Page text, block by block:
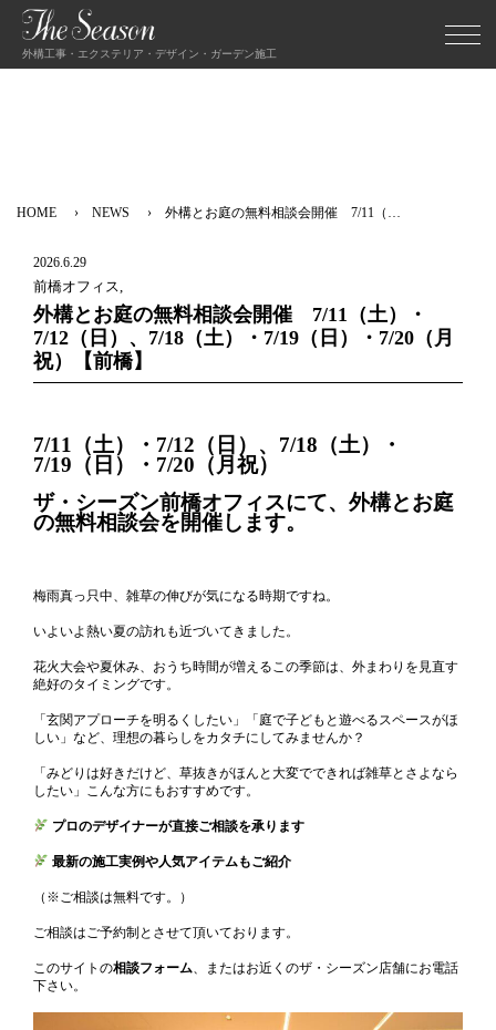
外構工事・エクステリア・デザイン・ガーデン施工
HOME NEWS 外構とお庭の無料相談会開催 7/11（…
2026.6.29
前橋オフィス,
外構とお庭の無料相談会開催 7/11（土）・
7/12（日）、7/18（土）・7/19（日）・7/20（月
祝）【前橋】
7/11（土）・7/12（日）、7/18（土）・
7/19（日）・7/20（月祝）
ザ・シーズン前橋オフィスにて、外構とお庭
の無料相談会を開催します。
梅雨真っ只中、雑草の伸びが気になる時期ですね。
いよいよ熱い夏の訪れも近づいてきました。
花火大会や夏休み、おうち時間が増えるこの季節は、外まわりを見直す
絶好のタイミングです。
「玄関アプローチを明るくしたい」「庭で子どもと遊べるスペースがほ
しい」など、理想の暮らしをカタチにしてみませんか？
「みどりは好きだけど、草抜きがほんと大変でできれば雑草とさよなら
したい」こんな方にもおすすめです。
プロのデザイナーが直接ご相談を承ります
最新の施工実例や人気アイテムもご紹介
（※ご相談は無料です。）
ご相談はご予約制とさせて頂いております。
このサイトの相談フォーム 、またはお近くのザ・シーズン店舗にお電話
下さい。